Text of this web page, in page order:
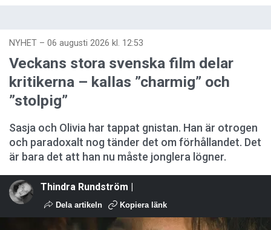
NYHET – 06 augusti 2026 kl. 12:53
Veckans stora svenska film delar
kritikerna – kallas ”charmig” och
”stolpig”
Sasja och Olivia har tappat gnistan. Han är otrogen
och paradoxalt nog tänder det om förhållandet. Det
är bara det att han nu måste jonglera lögner.
Thindra Rundström |
Dela artikeln Kopiera länk